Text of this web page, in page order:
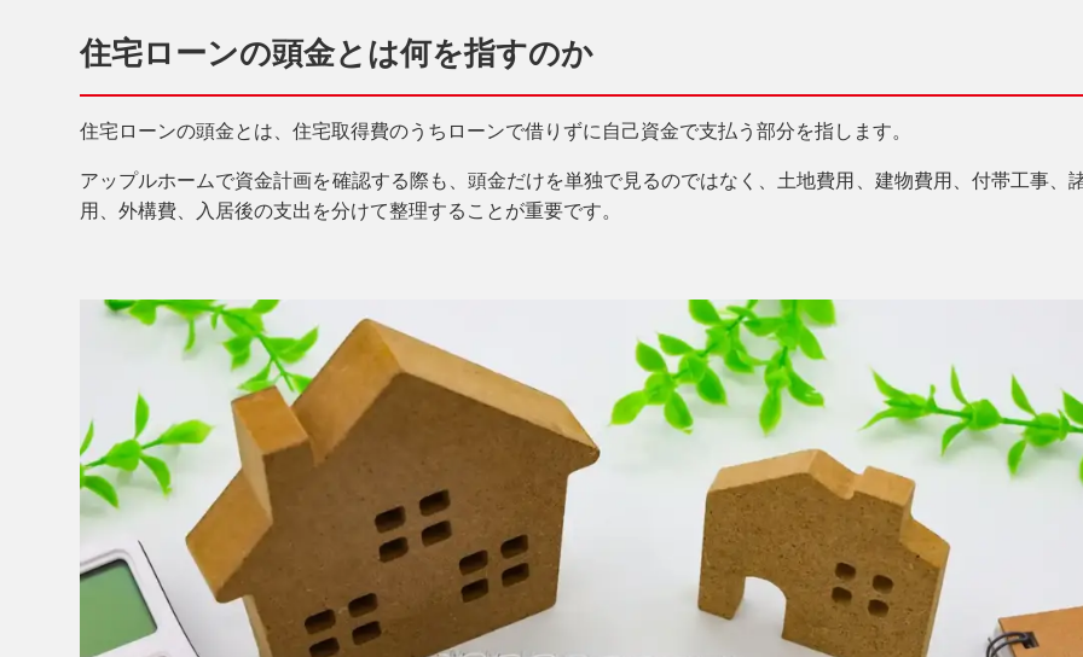
住宅ローンの頭金とは何を指すのか
住宅ローンの頭金とは、住宅取得費のうちローンで借りずに自己資金で支払う部分を指します。
アップルホームで資金計画を確認する際も、頭金だけを単独で見るのではなく、土地費用、建物費用、付帯工事、
用、外構費、入居後の支出を分けて整理することが重要です。